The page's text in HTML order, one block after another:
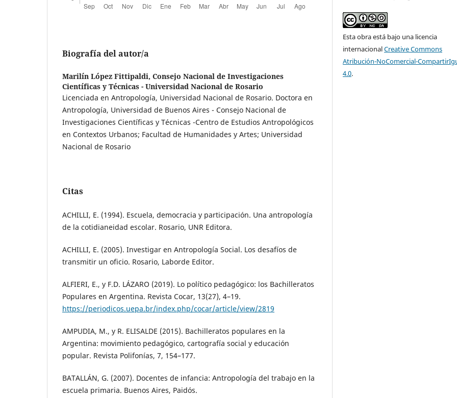
Biografía del autor/a
Marilín López Fittipaldi, Consejo Nacional de Investigaciones
Científicas y Técnicas - Universidad Nacional de Rosario
Licenciada en Antropología, Universidad Nacional de Rosario. Doctora en
Antropología, Universidad de Buenos Aires - Consejo Nacional de
Investigaciones Científicas y Técnicas -Centro de Estudios Antropológicos
en Contextos Urbanos; Facultad de Humanidades y Artes; Universidad
Nacional de Rosario
Citas
ACHILLI, E. (1994). Escuela, democracia y participación. Una antropología
de la cotidianeidad escolar. Rosario, UNR Editora.
ACHILLI, E. (2005). Investigar en Antropología Social. Los desafíos de
transmitir un oficio. Rosario, Laborde Editor.
ALFIERI, E., y F.D. LÁZARO (2019). Lo político pedagógico: los Bachilleratos
Populares en Argentina. Revista Cocar, 13(27), 4–19.
https://periodicos.uepa.br/index.php/cocar/article/view/2819
AMPUDIA, M., y R. ELISALDE (2015). Bachilleratos populares en la
Argentina: movimiento pedagógico, cartografía social y educación
popular. Revista Polifonías, 7, 154–177.
BATALLÁN, G. (2007). Docentes de infancia: Antropología del trabajo en la
escuela primaria. Buenos Aires, Paidós.
Esta obra está bajo una licencia
internacionalCreative Commons
Atribución-NoComercial-
4.0.